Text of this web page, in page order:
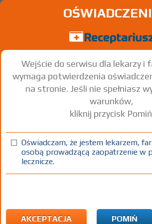
Junior
Benzalkonium chloride + Lidocaine
tabl. do ssania 1 mg+ 1 mg 24
100%
Wejście do serwisu dla lekarzy i
wymaga potwierdzenia
na stronie. Jeśli nie spełniasz
warunków,
kliknij przycisk
Oświadczam, że jestem lekarzem,
osobą prowadzącą zaopatrzenie w
lecznicze.
AKCEPTACJA POMIŃ